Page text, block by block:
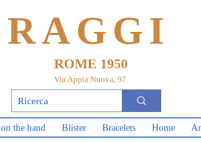
RAGGI
ROME 1950
Via Appia Nuova, 97
the hand Blister Bracelets Home